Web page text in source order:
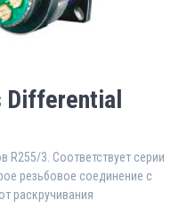
Differential
3. Соответствует серии
резьбовое соединение с
раскручивания